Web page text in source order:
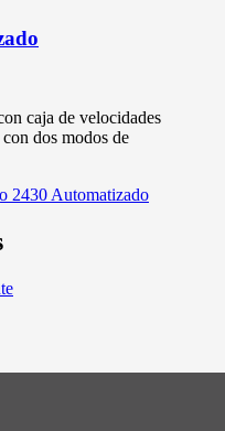
caja de velocidades
dos modos de
2430 Automatizado